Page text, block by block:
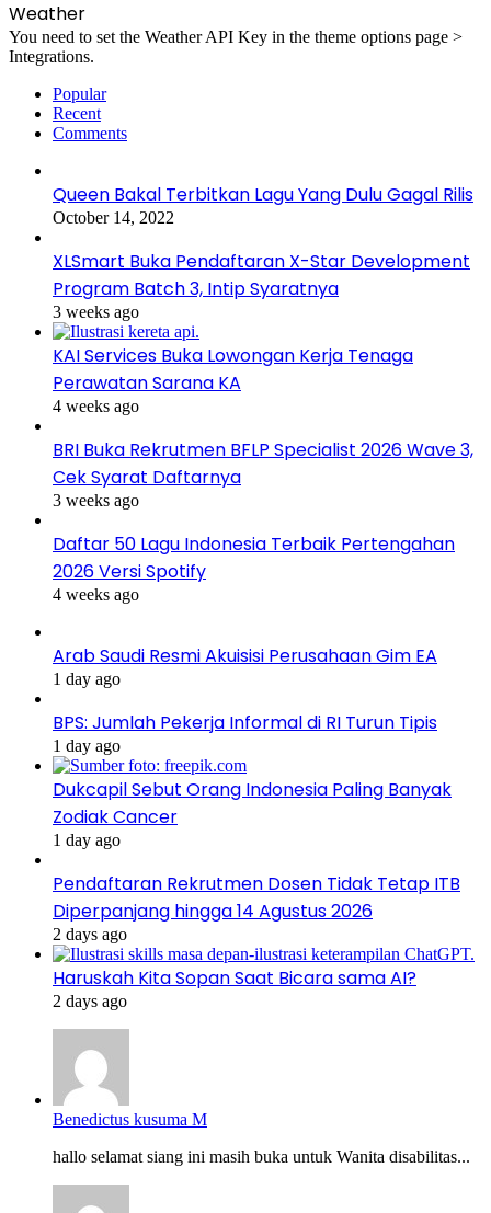
Weather
You need to set the Weather API Key in the theme options page >
Integrations.
Popular
Recent
Comments
Queen Bakal Terbitkan Lagu Yang Dulu Gagal Rilis
October 14, 2022
XLSmart Buka Pendaftaran X-Star Development
Program Batch 3, Intip Syaratnya
3 weeks ago
KAI Services Buka Lowongan Kerja Tenaga
Perawatan Sarana KA
4 weeks ago
BRI Buka Rekrutmen BFLP Specialist 2026 Wave 3,
Cek Syarat Daftarnya
3 weeks ago
Daftar 50 Lagu Indonesia Terbaik Pertengahan
2026 Versi Spotify
4 weeks ago
Arab Saudi Resmi Akuisisi Perusahaan Gim EA
1 day ago
BPS: Jumlah Pekerja Informal di RI Turun Tipis
1 day ago
Dukcapil Sebut Orang Indonesia Paling Banyak
Zodiak Cancer
1 day ago
Pendaftaran Rekrutmen Dosen Tidak Tetap ITB
Diperpanjang hingga 14 Agustus 2026
2 days ago
Haruskah Kita Sopan Saat Bicara sama AI?
2 days ago
Benedictus kusuma M
hallo selamat siang ini masih buka untuk Wanita disabilitas...